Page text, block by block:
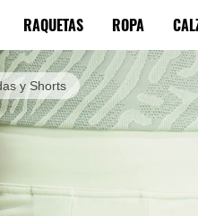
RAQUETAS ROPA
y Shorts